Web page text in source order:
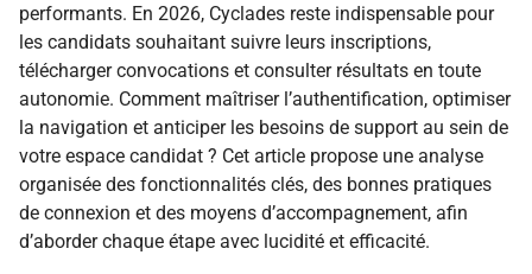
performants. En 2026, Cyclades reste indispensable pour
les candidats souhaitant suivre leurs inscriptions,
télécharger convocations et consulter résultats en toute
autonomie. Comment maîtriser l’authentification, optimiser
la navigation et anticiper les besoins de support au sein de
votre espace candidat ? Cet article propose une analyse
organisée des fonctionnalités clés, des bonnes pratiques
de connexion et des moyens d’accompagnement, afin
d’aborder chaque étape avec lucidité et efficacité.